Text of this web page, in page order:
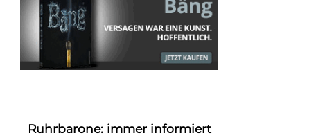
Ruhrbarone: immer informiert